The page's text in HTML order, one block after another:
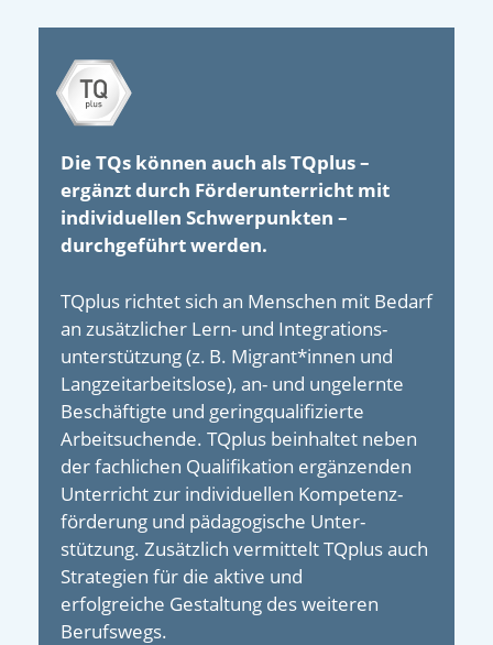
Die TQs können auch als TQplus –
ergänzt durch Förderunterricht mit
individuellen Schwerpunkten –
durchgeführt werden.
TQplus richtet sich an Menschen mit Bedarf
an zusätzlicher Lern- und Integrations­
unterstützung (z. B. Migrant*innen und
Langzeit­arbeitslose), an- und un­gelernte
Beschäftigte und gering­qualifizierte
Arbeitsuchende. TQplus beinhaltet neben
der fachlichen Qualifikation ergänzenden
Unterricht zur individuellen Kompetenz­
förderung und päda­gogische Unter­
stützung. Zusätzlich vermittelt TQplus auch
Strategien für die aktive und
erfolgreiche Gestaltung des weiteren
Berufswegs.